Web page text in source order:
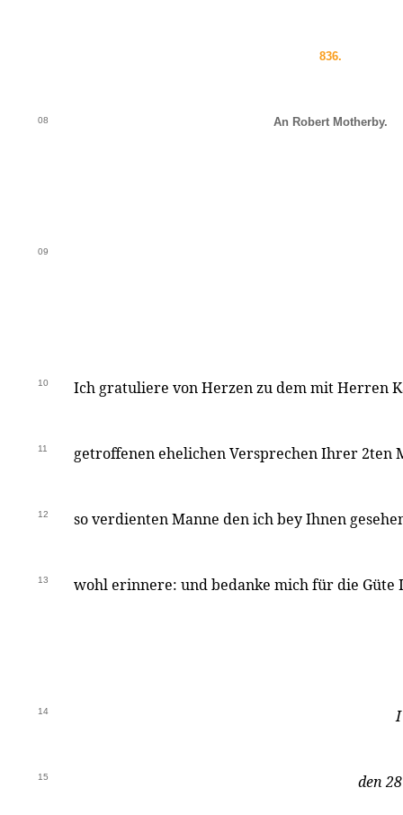
836.
08 An Robert Motherby.
09
10 Ich gratuliere von Herzen zu dem mit Herren
11 getroffenen ehelichen Versprechen Ihrer 2ten
12 so verdienten Manne den ich bey Ihnen
13 wohl erinnere: und bedanke mich für die
14
15 den